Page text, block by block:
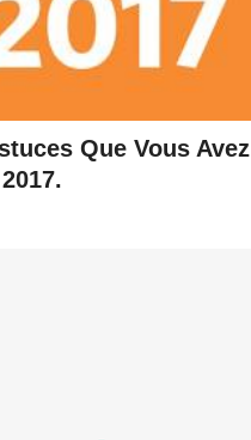
Que Vous Avez